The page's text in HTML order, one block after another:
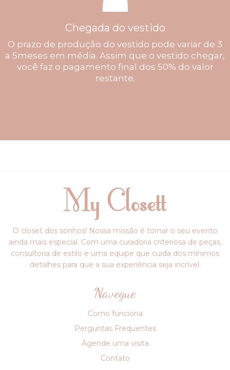
Chegada do vestido
O prazo de produção do vestido pode variar de 3
a 5meses em média. Assim que o vestido chegar,
você faz o pagamento final dos 50% do valor
restante.
O closet dos sonhos! Nossa missão é tornar o seu evento
ainda mais especial. Com uma curadoria criteriosa de peças,
consultoria de estilo e uma equipe que cuida dos mínimos
detalhes para que a sua experiência seja incrível.
Navegue
Como funciona
Perguntas Frequentes
Agende uma visita
Contato